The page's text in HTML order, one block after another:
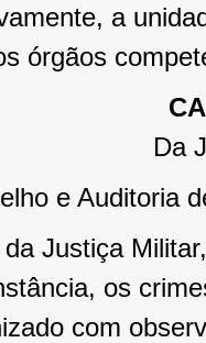
a
órgãos
Da
e Auditoria
Justiça
os
com